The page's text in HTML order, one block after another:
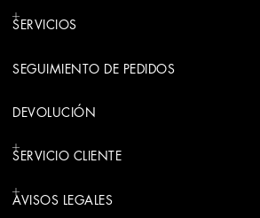
SERVICIOS
SEGUIMIENTO DE PEDIDOS
DEVOLUCIÓN
SERVICIO CLIENTE
AVISOS LEGALES